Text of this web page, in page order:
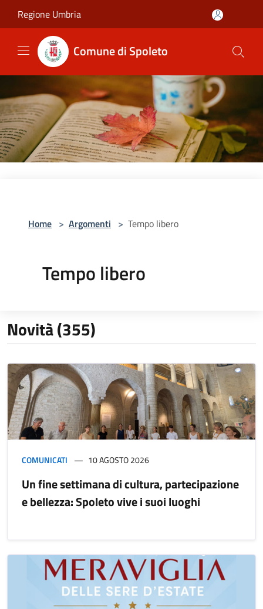
Regione Umbria
Comune di Spoleto
Home > Argomenti > Tempo libero
Tempo libero
Novità (355)
COMUNICATI 10 AGOSTO 2026
Un fine settimana di cultura, partecipazione
e bellezza: Spoleto vive i suoi luoghi